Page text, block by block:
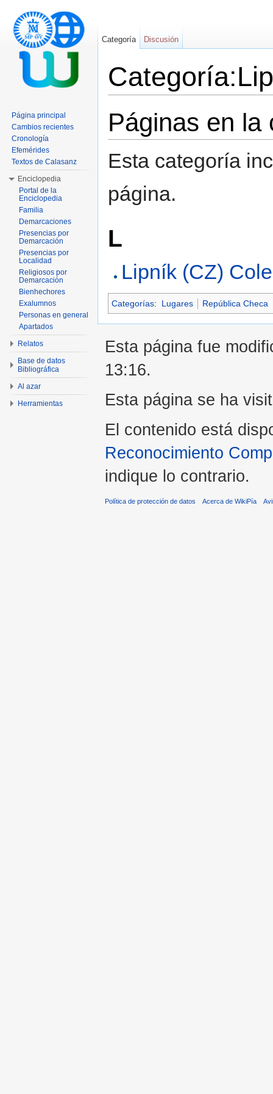
Páginas en
Esta categoría
página.
L
Lipník (CZ)
Categorías: Lugares República Checa
Categoría Discusión
Página principal
Cambios recientes
Cronología
Efemérides
Textos de Calasanz
Enciclopedia
Portal de la
Enciclopedia
Familia
Demarcaciones
Presencias por
Demarcación
Presencias por
Localidad
Religiosos por
Demarcación
Bienhechores
Exalumnos
Personas en general
Apartados
Relatos
Base de datos
Bibliográfica
Al azar
Herramientas
Esta página fue
13:16.
Esta página se ha
El contenido está
Reconocimiento
indique lo contrario.
Política de protección de datos Acerca de WikiPía